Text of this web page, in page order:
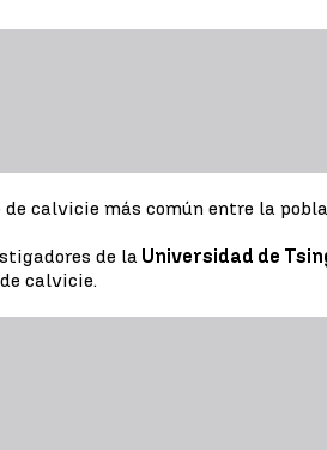
calvicie más común entre la
de la Universidad de
calvicie.